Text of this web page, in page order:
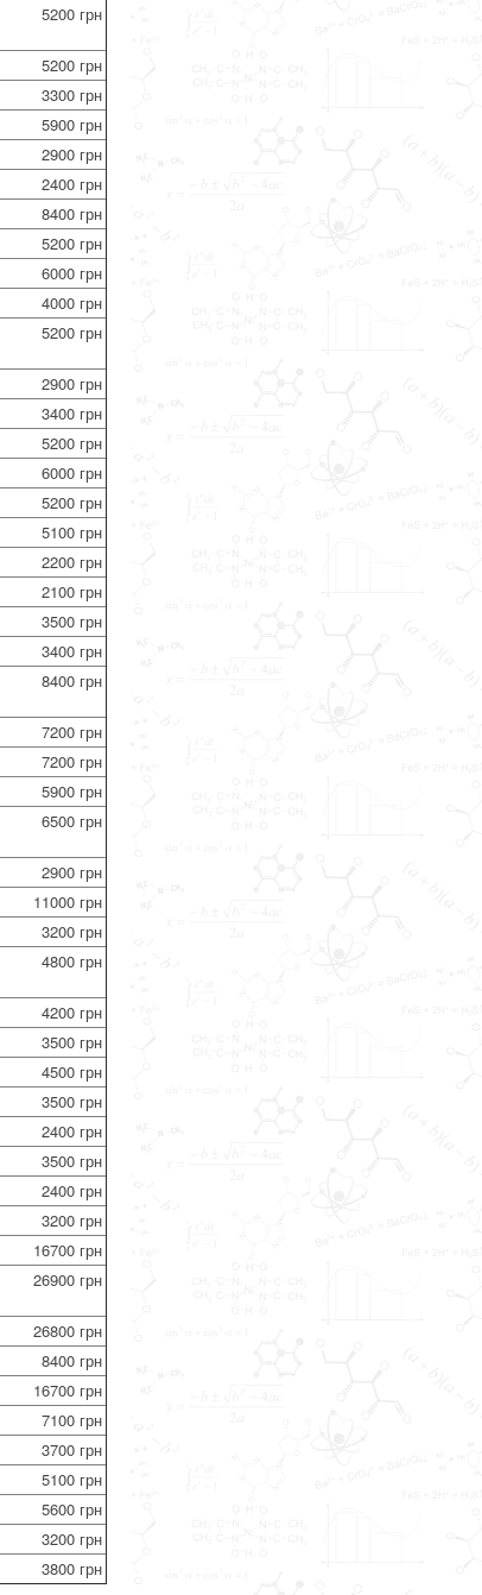
5200 грн
5200 грн
3300 грн
5900 грн
2900 грн
2400 грн
8400 грн
5200 грн
6000 грн
4000 грн
5200 грн
2900 грн
3400 грн
5200 грн
6000 грн
5200 грн
5100 грн
2200 грн
2100 грн
3500 грн
3400 грн
8400 грн
7200 грн
7200 грн
5900 грн
6500 грн
2900 грн
11000 грн
3200 грн
4800 грн
4200 грн
3500 грн
4500 грн
3500 грн
2400 грн
3500 грн
2400 грн
3200 грн
16700 грн
26900 грн
26800 грн
8400 грн
16700 грн
7100 грн
3700 грн
5100 грн
5600 грн
3200 грн
3800 грн